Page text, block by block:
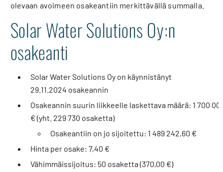
olevaan avoimeen osakeantiin merkittävällä summalla.
Solar Water Solutions Oy:n
osakeanti
Solar Water Solutions Oy on käynnistänyt
29.11.2024 osakeannin
Osakeannin suurin liikkeelle laskettava määrä: 1 700
€ (yht. 229 730 osaketta)
Osakeantiin on jo sijoitettu: 1 489 242,60 €
Hinta per osake: 7,40 €
Vähimmäissijoitus: 50 osaketta (370,00 €)